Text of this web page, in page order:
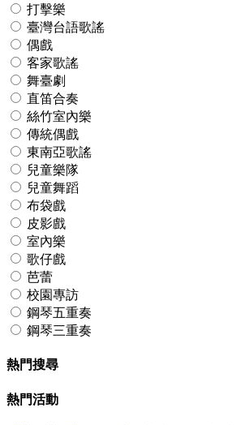
打擊樂
臺灣台語歌謠
偶戲
客家歌謠
舞臺劇
直笛合奏
絲竹室內樂
傳統偶戲
東南亞歌謠
兒童樂隊
兒童舞蹈
布袋戲
皮影戲
室內樂
歌仔戲
芭蕾
校園專訪
鋼琴五重奏
鋼琴三重奏
熱門搜尋
熱門活動